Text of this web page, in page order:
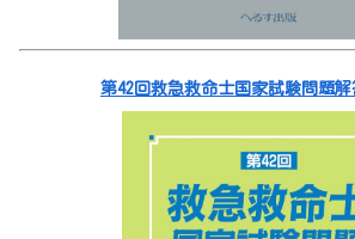
第42回救急救命士国家試験問題